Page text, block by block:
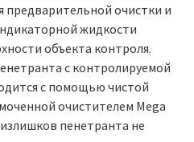
предварительной очистки и
жидкости
объекта контроля.
с контролируемой
с помощью чистой
очистителем Mega
пенетранта не